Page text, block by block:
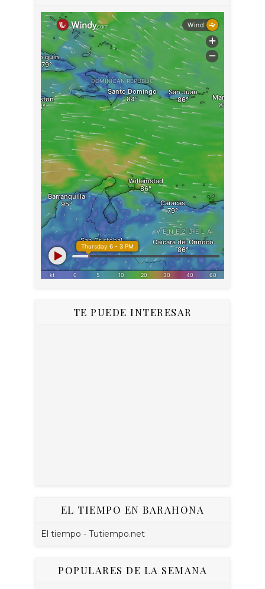
TE PUEDE INTERESAR
EL TIEMPO EN BARAHONA
El tiempo - Tutiempo.net
POPULARES DE LA SEMANA